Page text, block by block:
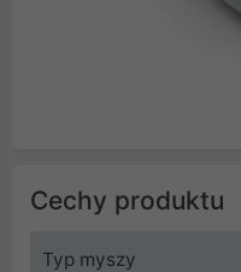
Cechy produktu
Typ myszy